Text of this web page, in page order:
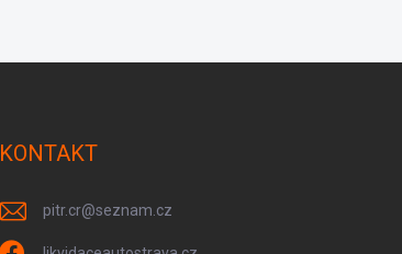
KONTAKT
pitr.cr@seznam.cz